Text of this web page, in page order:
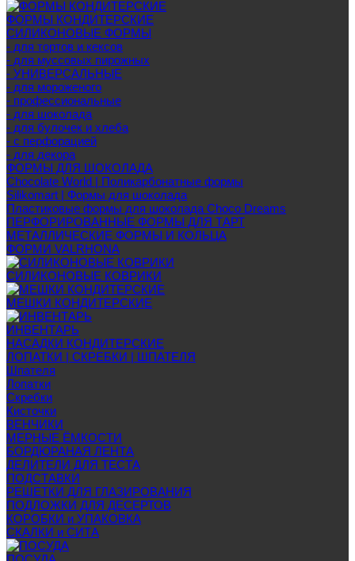
ФОРМЫ КОНДИТЕРСКИЕ
СИЛИКОНОВЫЕ ФОРМЫ
- для тортов и кексов
- для муссовых пирожных
- УНИВЕРСАЛЬНЫЕ
- для мороженого
- профессиональные
- для шоколада
- для булочек и хлеба
- с перфорацией
- для декора
ФОРМЫ ДЛЯ ШОКОЛАДА
Chocolate World | Поликарбонатные формы
Silikomart | Формы для шоколада
Пластиковые формы для шоколада Choco Dreams
ПЕРФОРИРОВАННЫЕ ФОРМЫ ДЛЯ ТАРТ
МЕТАЛЛИЧЕСКИЕ ФОРМЫ И КОЛЬЦА
ФОРМИ VALRHONA
СИЛИКОНОВЫЕ КОВРИКИ
МЕШКИ КОНДИТЕРСКИЕ
ИНВЕНТАРЬ
НАСАДКИ КОНДИТЕРСКИЕ
ЛОПАТКИ | СКРЕБКИ | ШПАТЕЛЯ
Шпателя
Лопатки
Скребки
Кисточки
ВЕНЧИКИ
МЕРНЫЕ ЁМКОСТИ
БОРДЮРАНАЯ ЛЕНТА
ДЕЛИТЕЛИ ДЛЯ ТЕСТА
ПОДСТАВКИ
РЕШЕТКИ ДЛЯ ГЛАЗИРОВАНИЯ
ПОДЛОЖКИ ДЛЯ ДЕСЕРТОВ
КОРОБКИ и УПАКОВКА
СКАЛКИ и СИТА